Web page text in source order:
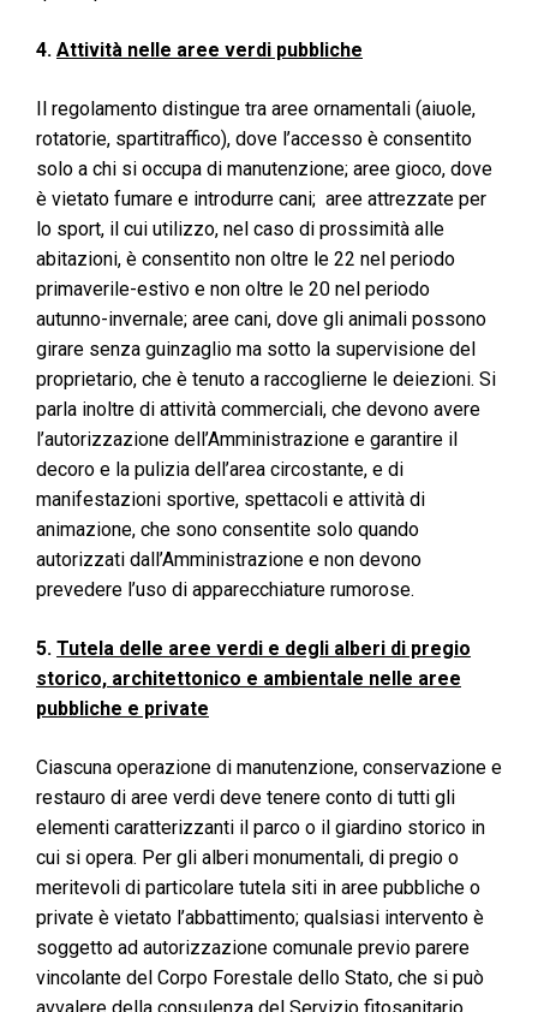
4. Attività nelle aree verdi pubbliche
Il regolamento distingue tra aree ornamentali (aiuole,
rotatorie, spartitraffico), dove l’accesso è consentito
solo a chi si occupa di manutenzione; aree gioco, dove
è vietato fumare e introdurre cani; aree attrezzate per
lo sport, il cui utilizzo, nel caso di prossimità alle
abitazioni, è consentito non oltre le 22 nel periodo
primaverile-estivo e non oltre le 20 nel periodo
autunno-invernale; aree cani, dove gli animali possono
girare senza guinzaglio ma sotto la supervisione del
proprietario, che è tenuto a raccoglierne le deiezioni. Si
parla inoltre di attività commerciali, che devono avere
l’autorizzazione dell’Amministrazione e garantire il
decoro e la pulizia dell’area circostante, e di
manifestazioni sportive, spettacoli e attività di
animazione, che sono consentite solo quando
autorizzati dall’Amministrazione e non devono
prevedere l’uso di apparecchiature rumorose.
5. Tutela delle aree verdi e degli alberi di pregio
storico, architettonico e ambientale nelle aree
pubbliche e private
Ciascuna operazione di manutenzione, conservazione e
restauro di aree verdi deve tenere conto di tutti gli
elementi caratterizzanti il parco o il giardino storico in
cui si opera. Per gli alberi monumentali, di pregio o
meritevoli di particolare tutela siti in aree pubbliche o
private è vietato l’abbattimento; qualsiasi intervento è
soggetto ad autorizzazione comunale previo parere
vincolante del Corpo Forestale dello Stato, che si può